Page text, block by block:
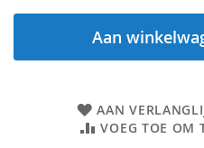
Aan
AAN
VOEG TOE OM